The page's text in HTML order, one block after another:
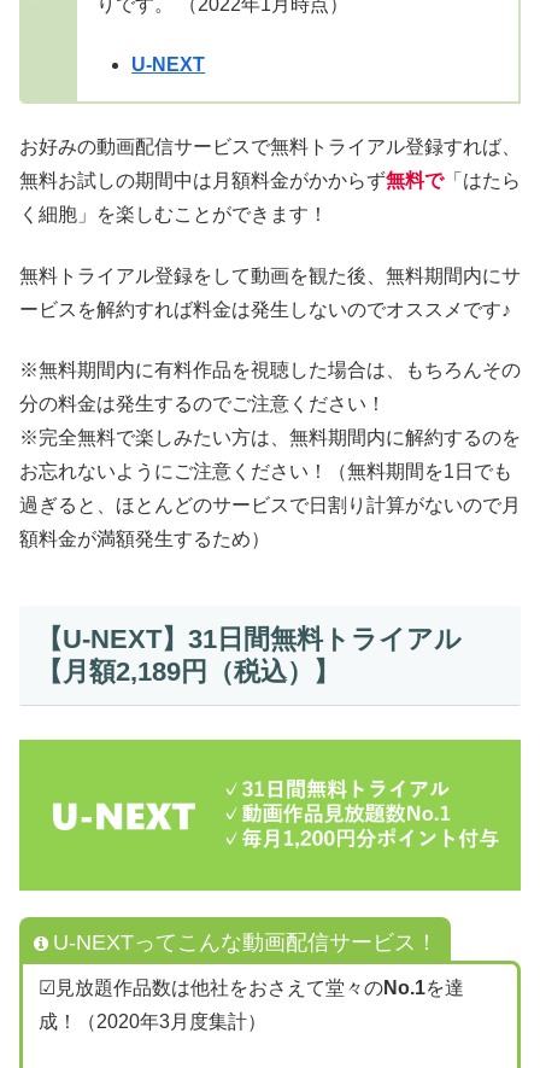
U-NEXT
お好みの動画配信サービスで無料トライアル登録すれば、
無料お試しの期間中は月額料金がかからず無料で「はたら
く細胞」を楽しむことができます！
無料トライアル登録をして動画を観た後、無料期間内にサ
ービスを解約すれば料金は発生しないのでオススメです♪
※無料期間内に有料作品を視聴した場合は、もちろんその
分の料金は発生するのでご注意ください！
※完全無料で楽しみたい方は、無料期間内に解約するのを
お忘れないようにご注意ください！（無料期間を1日でも
過ぎると、ほとんどのサービスで日割り計算がないので月
額料金が満額発生するため）
【U-NEXT】31日間無料トライアル
【月額2,189円（税込）】
U-NEXTってこんな動画配信サービス！
☑見放題作品数は他社をおさえて堂々のNo.1を達
成！（2020年3月度集計）